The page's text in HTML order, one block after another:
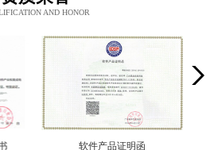
AND HONOR
MobyData 授权书